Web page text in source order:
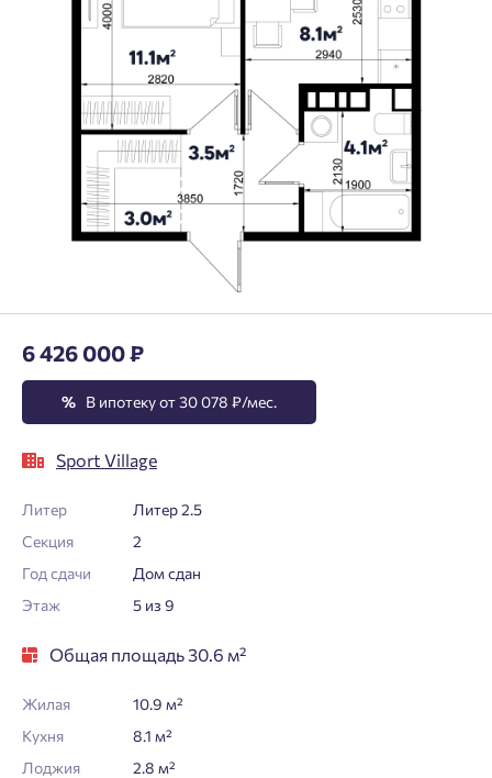
6 426 000 ₽
% В ипотеку от 30 078 ₽/мес.
Sport Village
Литер
Литер 2.5
Секция
2
Год сдачи
Дом сдан
Этаж
5 из 9
Общая площадь 30.6 м²
Жилая
10.9 м²
Кухня
8.1 м²
Лоджия
2.8 м²